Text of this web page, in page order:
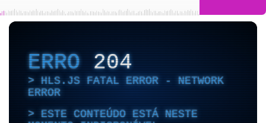
ERRO204
HLS.JS FATAL ERROR - NETWORK
ERROR
ESTE CONTEÚDO ESTÁ NESTE